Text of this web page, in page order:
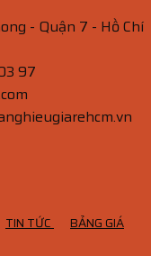
- Quận 7 - Hồ Chí
97
TIN TỨC
BẢNG GIÁ